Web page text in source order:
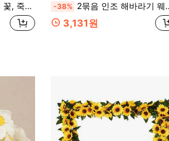
선물/기념품, 할로윈/크리스마스 장식, 인조 꽃 -38% 2묶음 인조 해바라기 웨딩 홈 파티 거실 침실 호텔 실내외 장식 가을 추수감사절 할로윈 장식 DIY 조화 부케
3,131원